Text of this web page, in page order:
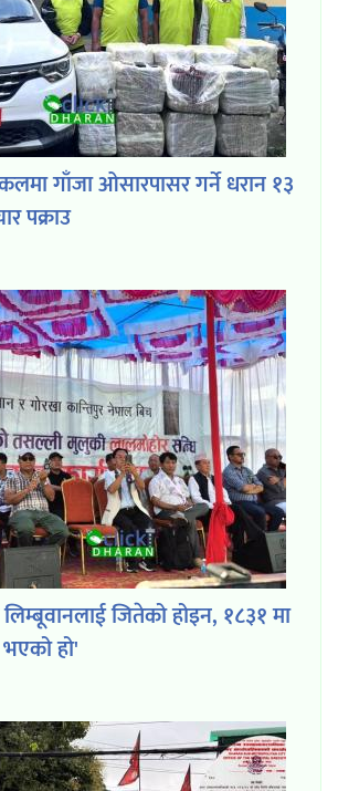
गाँजा ओसारपासर गर्ने धरान १३
पक्राउ
जितेको होइन, १८३१ मा
हो'